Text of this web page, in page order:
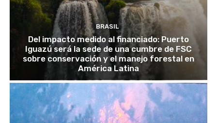
BRASIL
Del impacto medido al financiado: Puerto
Iguazú será la sede de una cumbre de FSC
sobre conservación y el manejo forestal en
América Latina